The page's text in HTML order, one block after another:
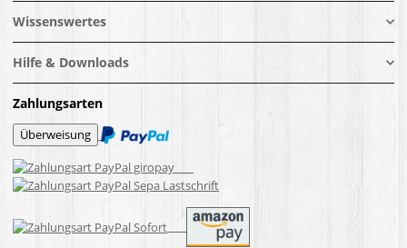
Wissenswertes
Hilfe & Downloads
Zahlungsarten